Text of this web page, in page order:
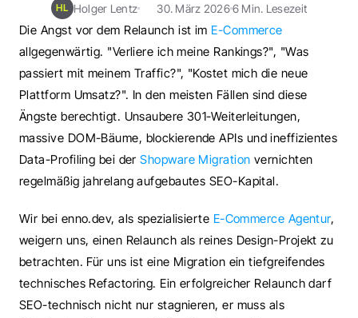
HL Holger Lentz 30. März 20266 Min. Lesezeit
Die Angst vor dem Relaunch ist im E-Commerce
allgegenwärtig. "Verliere ich meine Rankings?", "Was
passiert mit meinem Traffic?", "Kostet mich die neue
Plattform Umsatz?". In den meisten Fällen sind diese
Ängste berechtigt. Unsaubere 301-Weiterleitungen,
massive DOM-Bäume, blockierende APIs und ineffizientes
Data-Profiling bei der Shopware Migration vernichten
regelmäßig jahrelang aufgebautes SEO-Kapital.
Wir bei enno.dev, als spezialisierte E-Commerce Agentur,
weigern uns, einen Relaunch als reines Design-Projekt zu
betrachten. Für uns ist eine Migration ein tiefgreifendes
technisches Refactoring. Ein erfolgreicher Relaunch darf
SEO-technisch nicht nur stagnieren, er muss als